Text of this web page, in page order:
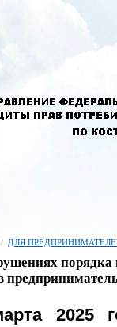
/ ДЛЯ
порядка
2025